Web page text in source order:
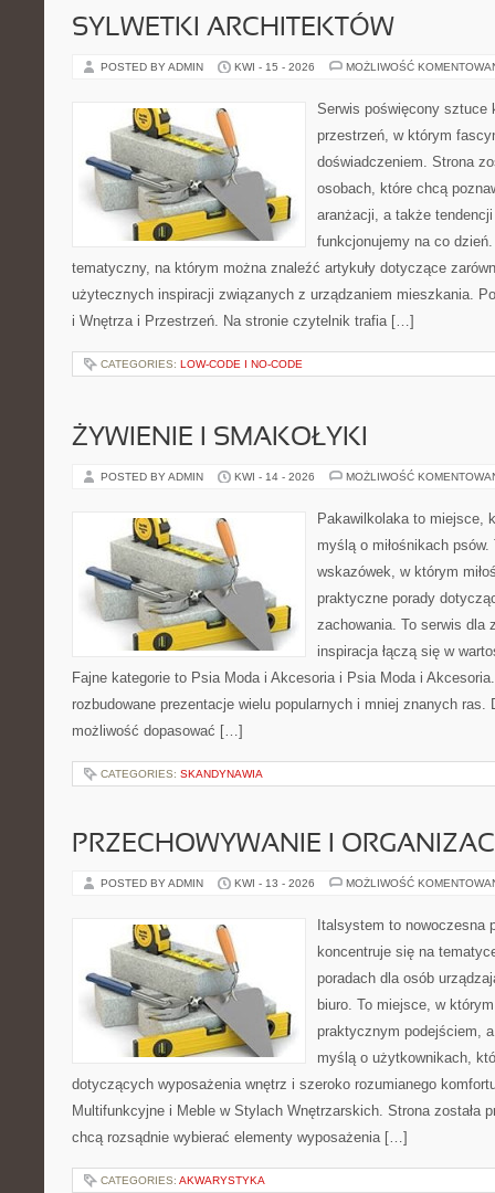
SYLWETKI ARCHITEKTÓW
POSTED BY ADMIN KWI - 15 - 2026 MOŻLIWOŚĆ
Serwis poświęcony sztuce
przestrzeń, w którym
doświadczeniem. Strona
osobach, które chcą
aranżacji, a także
funkcjonujemy na co
tematyczny, na którym można znaleźć artykuły dotyczące
użytecznych inspiracji związanych z urządzaniem mieszkania.
i Wnętrza i Przestrzeń. Na stronie czytelnik trafia […]
CATEGORIES: LOW-CODE I NO-CODE
ŻYWIENIE I SMAKOŁYKI
POSTED BY ADMIN KWI - 14 - 2026 MOŻLIWOŚĆ
Pakawilkolaka to miejsce,
myślą o miłośnikach
wskazówek, w którym
praktyczne porady
zachowania. To serwis dla
inspiracja łączą się w
Fajne kategorie to Psia Moda i Akcesoria i Psia Moda i
rozbudowane prezentacje wielu popularnych i mniej znanych
możliwość dopasować […]
CATEGORIES: SKANDYNAWIA
PRZECHOWYWANIE I
POSTED BY ADMIN KWI - 13 - 2026 MOŻLIWOŚĆ
Italsystem to nowoczesna
koncentruje się na
poradach dla osób
biuro. To miejsce, w
praktycznym podejściem,
myślą o użytkownikach,
dotyczących wyposażenia wnętrz i szeroko rozumianego
Multifunkcyjne i Meble w Stylach Wnętrzarskich. Strona została
chcą rozsądnie wybierać elementy wyposażenia […]
CATEGORIES: AKWARYSTYKA